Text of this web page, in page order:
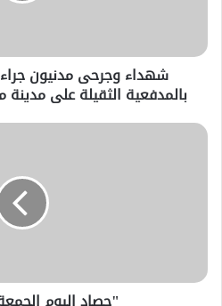
شهداء وجرحى مدنيون
بالمدفعية الثقيلة على